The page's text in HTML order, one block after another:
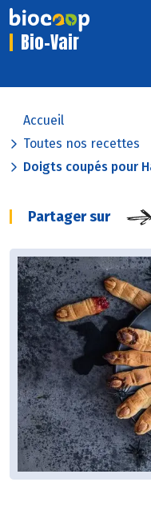
Bio-Vair
Accueil
Toutes nos recettes
Doigts coupés pour
Partager sur